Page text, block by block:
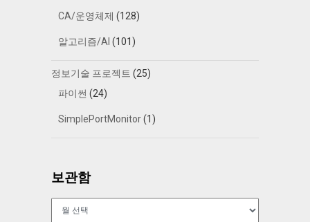
CA/운영체제 (128)
알고리즘/AI (101)
정보기술 프로젝트 (25)
파이썬 (24)
SimplePortMonitor(1)
보관함